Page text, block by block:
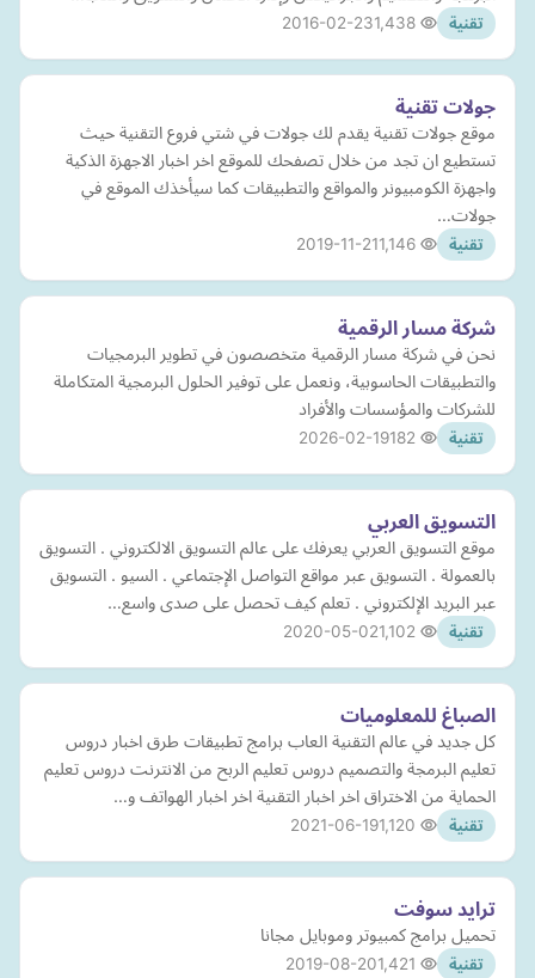
تقنية 2016-02-23
جولات تقنية
موقع جولات تقنية يقدم لك جولات في شتي فروع التقنية حيث
تستطيع ان تجد من خلال تصفحك للموقع اخر اخبار الاجهزة الذكية
واجهزة الكومبيونر والمواقع والتطبيقات كما سيأخذك الموقع في
جولات…
تقنية 2019-11-21
شركة مسار الرقمية
نحن في شركة مسار الرقمية متخصصون في تطوير البرمجيات
والتطبيقات الحاسوبية، ونعمل على توفير الحلول البرمجية المتكاملة
للشركات والمؤسسات والأفراد
تقنية 2026-02-19
التسويق العربي
موقع التسويق العربي يعرفك على عالم التسويق الالكتروني . التسويق
بالعمولة . التسويق عبر مواقع التواصل الإجتماعي . السيو . التسويق
عبر البريد الإلكتروني . تعلم كيف تحصل على صدى واسع…
تقنية 2020-05-02
الصباغ للمعلوميات
كل جديد في عالم التقنية العاب برامج تطبيقات طرق اخبار دروس
تعليم البرمجة والتصميم دروس تعليم الربح من الانترنت دروس تعليم
الحماية من الاختراق اخر اخبار التقنية اخر اخبار الهواتف و…
تقنية 2021-06-19
ترايد سوفت
تحميل برامج كمبيوتر وموبايل مجانا
تقنية 2019-08-20